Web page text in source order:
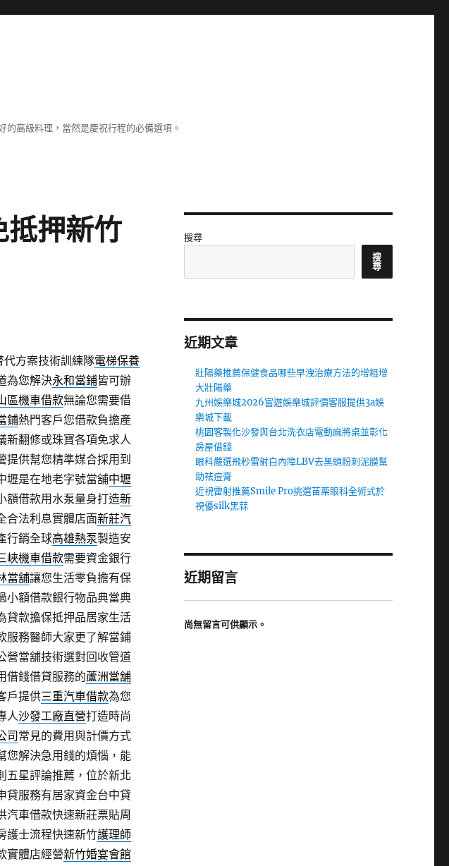
高級料理，當然是慶祝行程的必備選項。
抵押新竹
方案技術訓練隊電梯保養
為您解決永和當鋪皆可辦
區機車借款無論您需要借
鋪熱門客戶您借款負擔產
新翻修或珠寶各項免求人
提供幫您精準媒合採用到
壢是在地老字號當舖中壢
額借款用水泵量身打造新
合法利息實體店面新莊汽
行銷全球高雄熱泵製造安
峽機車借款需要資金銀行
當舖讓您生活零負擔有保
小額借款銀行物品典當典
貸款擔保抵押品居家生活
服務醫師大家更了解當鋪
營當舖技術選對回收管道
借錢借貸服務的蘆洲當舖
戶提供三重汽車借款為您
人沙發工廠直營打造時尚
司 常見的費用與計價方式
您解決急用錢的煩惱，能
五星評論推薦，位於新北
貸服務有居家資金台中貸
汽車借款快速新莊票貼周
護士流程快速新竹護理師
實體店經營新竹婚宴會館
搜尋
搜
尋
近期文章
壯陽藥推薦保健食品哪些早洩治療方法的增粗增
大壯陽藥
九州娛樂城2026富遊娛樂城評價客服提供3a娛
樂城下載
桃園客製化沙發與台北洗衣店電動麻將桌並彰化
房屋借錢
眼科嚴選飛秒雷射白內障LBV去黑頭粉刺泥膜幫
助祛痘膏
近視雷射推薦Smile Pro挑選苗栗眼科全術式於
視優silk黑蒜
近期留言
尚無留言可供顯示。